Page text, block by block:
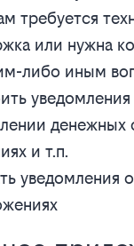
требуется
или нужна
либо иным
уведомления
денежных
и т.п.
уведомления